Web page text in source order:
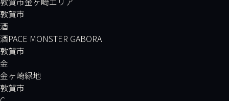
敦賀市
酒
酒PACE MONSTER GABORA
敦賀市
金
金ヶ崎緑地
敦賀市